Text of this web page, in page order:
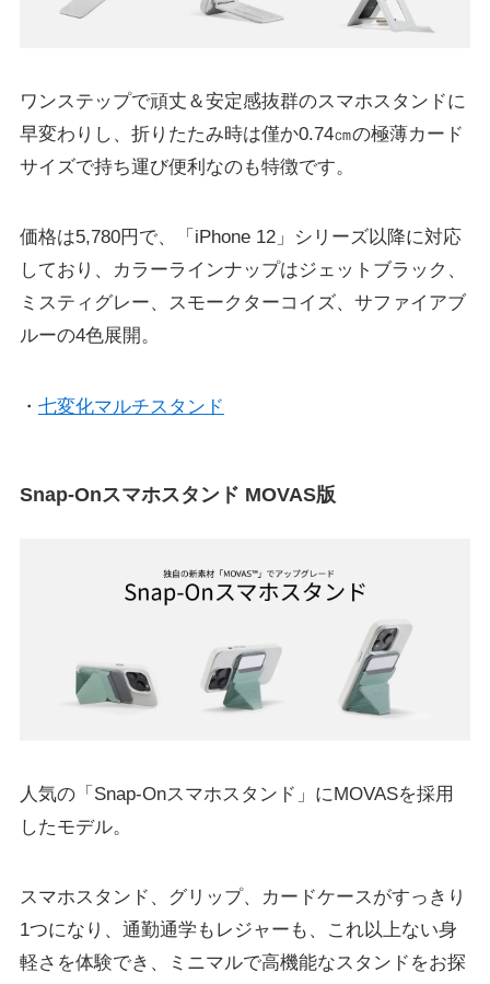
ワンステップで頑丈＆安定感抜群のスマホスタンドに
早変わりし、折りたたみ時は僅か0.74㎝の極薄カード
サイズで持ち運び便利なのも特徴です。
価格は5,780円で、「iPhone 12」シリーズ以降に対応
しており、カラーラインナップはジェットブラック、
ミスティグレー、スモークターコイズ、サファイアブ
ルーの4色展開。
・ 七変化マルチスタンド
Snap-Onスマホスタンド MOVAS版
人気の「Snap-Onスマホスタンド」にMOVASを採用
したモデル。
スマホスタンド、グリップ、カードケースがすっきり
1つになり、通勤通学もレジャーも、これ以上ない身
軽さを体験でき、ミニマルで高機能なスタンドをお探